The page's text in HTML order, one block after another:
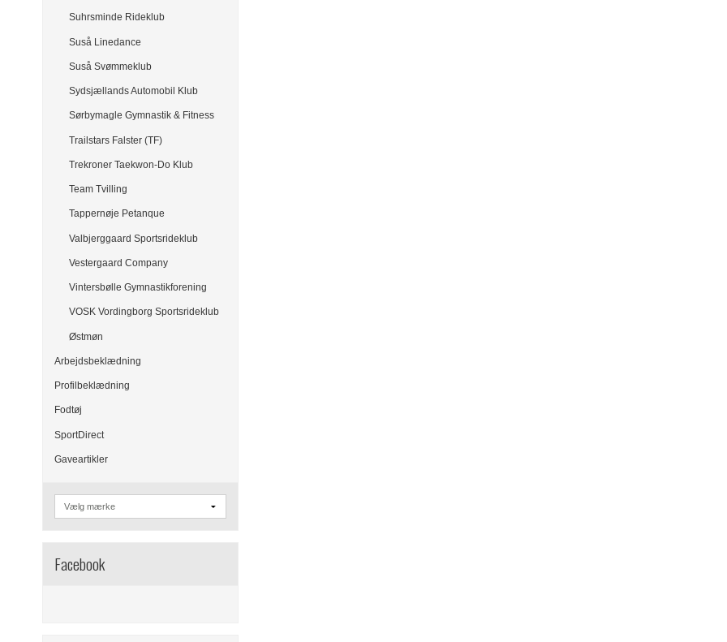
Suhrsminde Rideklub
Suså Linedance
Suså Svømmeklub
Sydsjællands Automobil Klub
Sørbymagle Gymnastik & Fitness
Trailstars Falster (TF)
Trekroner Taekwon-Do Klub
Team Tvilling
Tappernøje Petanque
Valbjerggaard Sportsrideklub
Vestergaard Company
Vintersbølle Gymnastikforening
VOSK Vordingborg Sportsrideklub
Østmøn
Arbejdsbeklædning
Profilbeklædning
Fodtøj
SportDirect
Gaveartikler
Facebook